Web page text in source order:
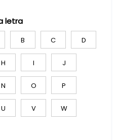
letra
B C D
H I J
N O P
U V W